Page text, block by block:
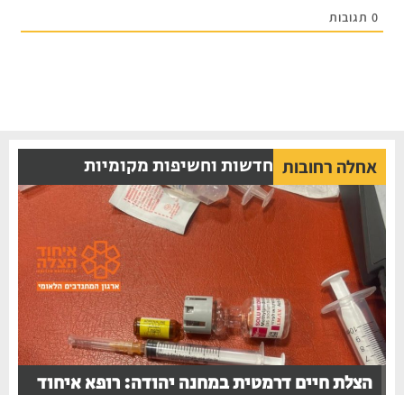
תגובות
אחלה רחובות חדשות וחשיפות מקומיות
הצלת חיים דרמטית במחנה יהודה: רופא איחוד